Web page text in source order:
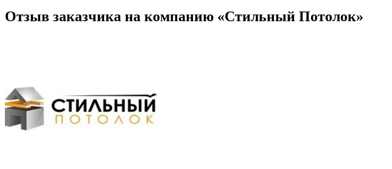
Отзыв заказчика на компанию «Стильный Потолок»